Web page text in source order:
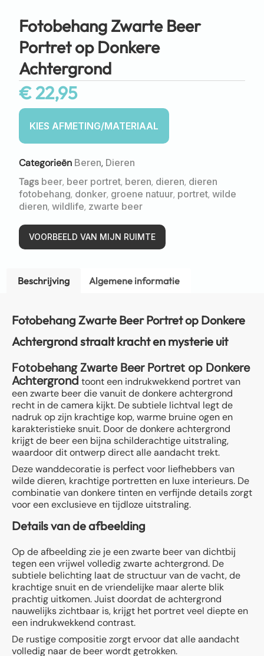
Fotobehang Zwarte Beer
Portret op Donkere
Achtergrond
€22,95
Categorieën Beren, Dieren
Tags beer, beer portret, beren, dieren, dieren
fotobehang, donker, groene natuur, portret, wilde
dieren, wildlife, zwarte beer
VOORBEELD VAN MIJN RUIMTE
Beschrijving Algemene informatie
Fotobehang Zwarte Beer Portret op Donkere
Achtergrond straalt kracht en mysterie uit
Fotobehang Zwarte Beer Portret op Donkere
Achtergrond toont een indrukwekkend portret van
een zwarte beer die vanuit de donkere achtergrond
recht in de camera kijkt. De subtiele lichtval legt de
nadruk op zijn krachtige kop, warme bruine ogen en
karakteristieke snuit. Door de donkere achtergrond
krijgt de beer een bijna schilderachtige uitstraling,
waardoor dit ontwerp direct alle aandacht trekt.
Deze wanddecoratie is perfect voor liefhebbers van
wilde dieren, krachtige portretten en luxe interieurs. De
combinatie van donkere tinten en verfijnde details zorgt
voor een exclusieve en tijdloze uitstraling.
Details van de afbeelding
Op de afbeelding zie je een zwarte beer van dichtbij
tegen een vrijwel volledig zwarte achtergrond. De
subtiele belichting laat de structuur van de vacht, de
krachtige snuit en de vriendelijke maar alerte blik
prachtig uitkomen. Juist doordat de achtergrond
nauwelijks zichtbaar is, krijgt het portret veel diepte en
een indrukwekkend contrast.
De rustige compositie zorgt ervoor dat alle aandacht
volledig naar de beer wordt getrokken.